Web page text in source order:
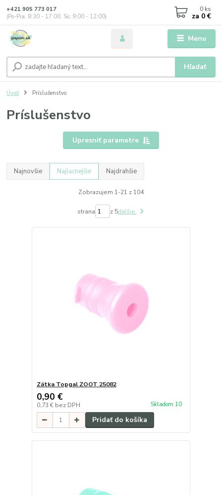
Menu
Hľadať
+421 905 773 017
(Po-Pia, 8:30 - 17:00, So: 9:00 - 12:00)
0 ks
za 0 €
Úvod Príslušenstvo
Príslušenstvo
Upresniť parametre
Najnovšie Najlacnejšie Najdrahšie
Zobrazujem 1-21 z 104
strana z 5ďalšie
Zátka Topgal ZOOT 25082
0,90 €
0,73 € bez DPH Skladom 10
Pridať do košíka